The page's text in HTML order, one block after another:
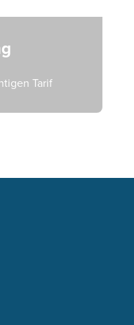
Tarif